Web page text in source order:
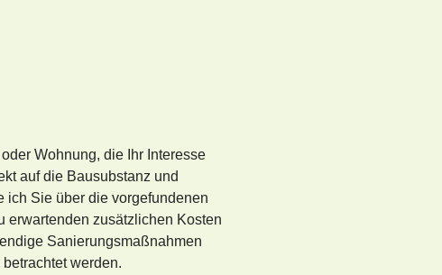
Wohnung, die Ihr Interesse
auf die Bausubstanz und
ich Sie über die vorgefundenen
erwartenden zusätzlichen Kosten
Sanierungsmaßnahmen
werden.